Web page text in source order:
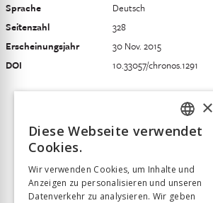
Sprache
Deutsch
Seitenzahl
328
Erscheinungsjahr
30 Nov. 2015
DOI
10.33057/chronos.1291
FRENCH
ITALIAN
×
Diese Webseite verwendet
Cookies.
Wir verwenden Cookies, um Inhalte und
Anzeigen zu personalisieren und unseren
Datenverkehr zu analysieren. Wir geben